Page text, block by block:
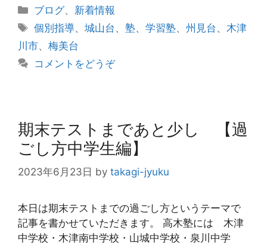
カ
テ
ゴ
リ
ー
ブログ、 新着情報
タ
グ
個別指導、城山台 、塾、学習塾、州見台 、 木津
川市、 梅美台
コメントをどうぞ
期末テストまであと少し 【過
ごし方中学生編】
2023年6月23日 by takagi-jyuku
本日は期末テストまでの過ごし方というテーマで
記事を書かせていただきます。 高木塾には 木津
中学校・木津南中学校・山城中学校・泉川中学